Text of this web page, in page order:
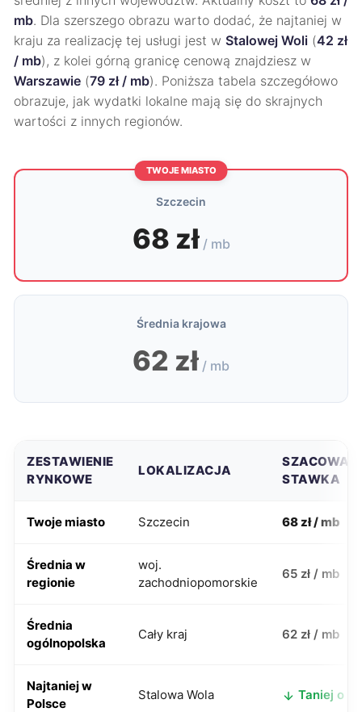
mb. Dla szerszego obrazu warto dodać, że najtaniej w
kraju za realizację tej usługi jest w Stalowej Woli (42 zł
/ mb), z kolei górną granicę cenową znajdziesz w
Warszawie (79 zł / mb). Poniższa tabela szczegółowo
obrazuje, jak wydatki lokalne mają się do skrajnych
wartości z innych regionów.
TWOJE MIASTO
Szczecin
68 zł / mb
Średnia krajowa
62 zł / mb
ZESTAWIENIE
RYNKOWE
LOKALIZACJA
STAWKA
Twoje miasto Szczecin 68 zł / mb
Średnia w
regionie
woj.
zachodniopomorskie
65 zł / mb
Średnia
ogólnopolska
Cały kraj 62 zł / mb
Najtaniej w
Polsce
Stalowa Wola Taniej o 26